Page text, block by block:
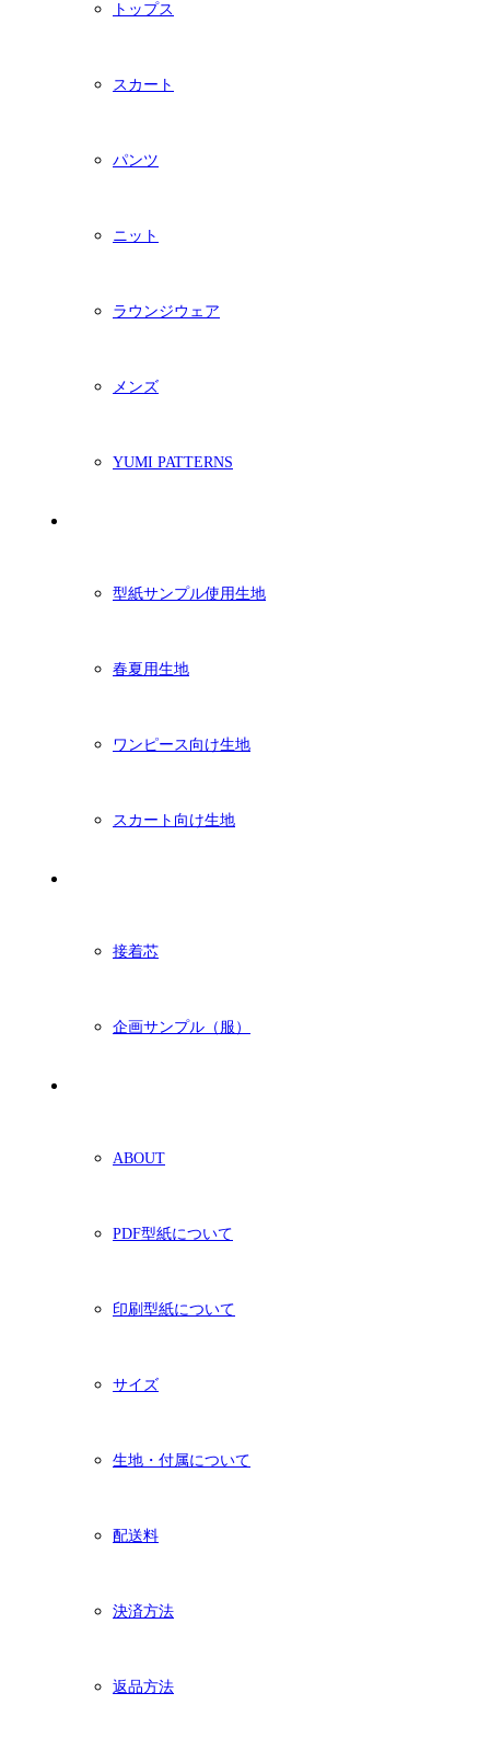
トップス
スカート
パンツ
ニット
ラウンジウェア
メンズ
YUMI PATTERNS
型紙サンプル使用生地
春夏用生地
ワンピース向け生地
スカート向け生地
接着芯
企画サンプル（服）
ABOUT
PDF型紙について
印刷型紙について
サイズ
生地・付属について
配送料
決済方法
返品方法